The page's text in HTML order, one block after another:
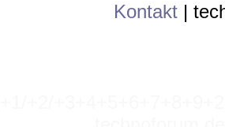
Kontakt |